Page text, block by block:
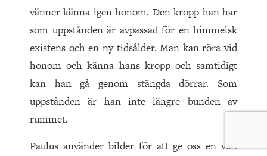
vänner känna igen honom. Den kropp han har
som uppstånden är avpassad för en himmelsk
existens och en ny tidsålder. Man kan röra vid
honom och känna hans kropp och samtidigt
kan han gå genom stängda dörrar. Som
uppstånden är han inte längre bunden av
rummet.
Paulus använder bilder för att ge oss en viss